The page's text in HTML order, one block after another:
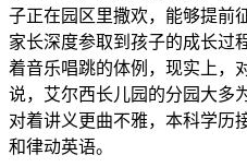
子正在园区里撒欢，能够提前
家长深度参取到孩子的成长过
着音乐唱跳的体例，现实上，
说，艾尔西长儿园的分园大多
对着讲义更曲不雅，本科学历
和律动英语。